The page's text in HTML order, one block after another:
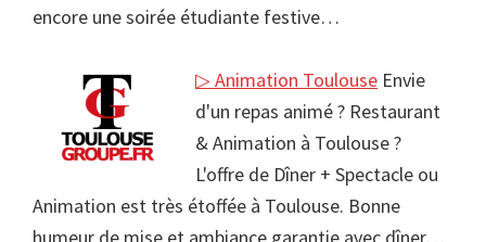
encore une soirée étudiante festive…
▷ Animation Toulouse Envie
d'un repas animé ? Restaurant
& Animation à Toulouse ?
L'offre de Dîner + Spectacle ou
Animation est très étoffée à Toulouse. Bonne